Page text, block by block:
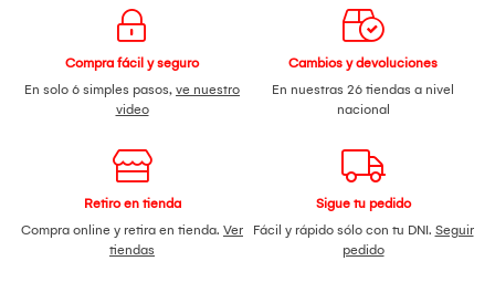
Compra fácil y seguro
En solo 6 simples pasos, ve nuestro
video
Cambios y devoluciones
En nuestras 26 tiendas a nivel
nacional
Retiro en tienda
Compra online y retira en tienda. Ver
tiendas
Sigue tu pedido
Fácil y rápido sólo con tu DNI. Seguir
pedido